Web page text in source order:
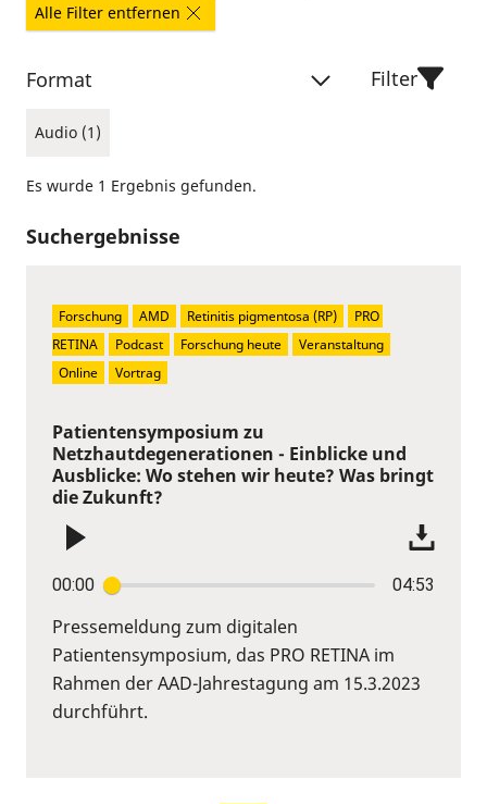
Alle Filter entfernen
Format
Audio (1)
Filter
Es wurde 1 Ergebnis gefunden.
Suchergebnisse
Patientensymposium zu
Netzhautdegenerationen - Einblicke und
Ausblicke: Wo stehen wir heute? Was bringt
die Zukunft?
00:00 04:53
Pressemeldung zum digitalen
Patientensymposium, das PRO RETINA im
Rahmen der AAD-Jahrestagung am 15.3.2023
durchführt.
Forschung AMD Retinitis pigmentosa (RP)
PRO
RETINA
Podcast Forschung heute
Veranstaltung
Online
Vortrag